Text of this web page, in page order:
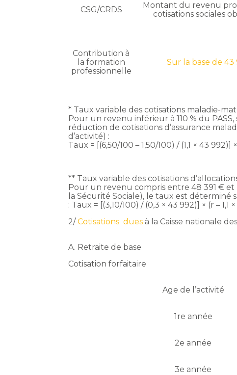
CSG/CRDS
Montant du revenu
cotisations sociales
Contribution à
la formation
professionnelle
Sur la base de 43
* Taux variable des cotisations maladie-
Pour un revenu inférieur à 110 % du
réduction de cotisations d’assurance
d’activité) :
Taux = [(6,50/100 – 1,50/100) / (1,1 × 43 992)]
** Taux variable des cotisations
Pour un revenu compris entre 48 391 € et
la Sécurité Sociale), le taux est
: Taux = [(3,10/100) / (0,3 × 43 992)] × (r – 1,1
2/Cotisations duesà la Caisse nationale
A. Retraite de base
Cotisation forfaitaire
Age de l’activité
1re année
2e année
3e année